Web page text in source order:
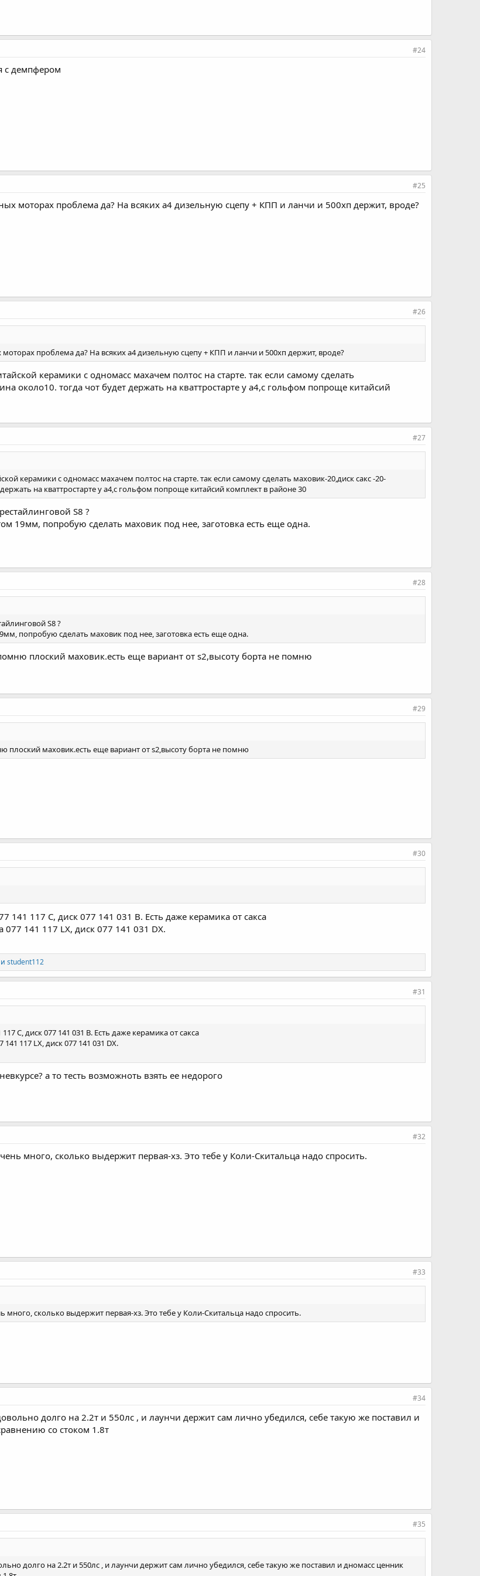
#24
с демпфером
#25
моторах проблема да? На всяких а4 дизельную сцепу + КПП и ланчи и 500хп держит, вроде?
#26
проблема да? На всяких а4 дизельную сцепу + КПП и ланчи и 500хп держит, вроде?
керамики с одномасс махачем полтос на старте. так если самому сделать
около10. тогда чот будет держать на кваттростарте у а4,с гольфом попроще китайсий
#27
керамики с одномасс махачем полтос на старте. так если самому сделать маховик-20,диск сакс -20-
на кваттростарте у а4,с гольфом попроще китайсий комплект в районе 30
S8 ?
19мм, попробую сделать маховик под нее, заготовка есть еще одна.
#28
S8 ?
попробую сделать маховик под нее, заготовка есть еще одна.
плоский маховик.есть еще вариант от s2,высоту борта не помню
#29
плоский маховик.есть еще вариант от s2,высоту борта не помню
#30
141 117 C, диск 077 141 031 B. Есть даже керамика от сакса
141 117 LX, диск 077 141 031 DX.
и student112
#31
C, диск 077 141 031 B. Есть даже керамика от сакса
117 LX, диск 077 141 031 DX.
а то тесть возможноть взять ее недорого
#32
много, сколько выдержит первая-хз. Это тебе у Коли-Скитальца надо спросить.
#33
сколько выдержит первая-хз. Это тебе у Коли-Скитальца надо спросить.
#34
долго на 2.2т и 550лс , и лаунчи держит сам лично убедился, себе такую же поставил и
со стоком 1.8т
#35
долго на 2.2т и 550лс , и лаунчи держит сам лично убедился, себе такую же поставил и дномасс ценник